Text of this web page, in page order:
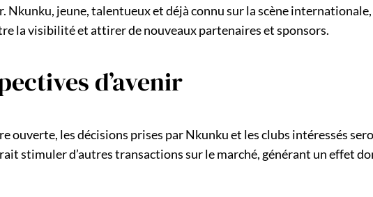
Nkunku, jeune, talentueux et déjà connu sur la scène
la visibilité et attirer de nouveaux partenaires et sponsors.
d’avenir
ouverte, les décisions prises par Nkunku et les clubs intéressés
stimuler d’autres transactions sur le marché, générant un effet